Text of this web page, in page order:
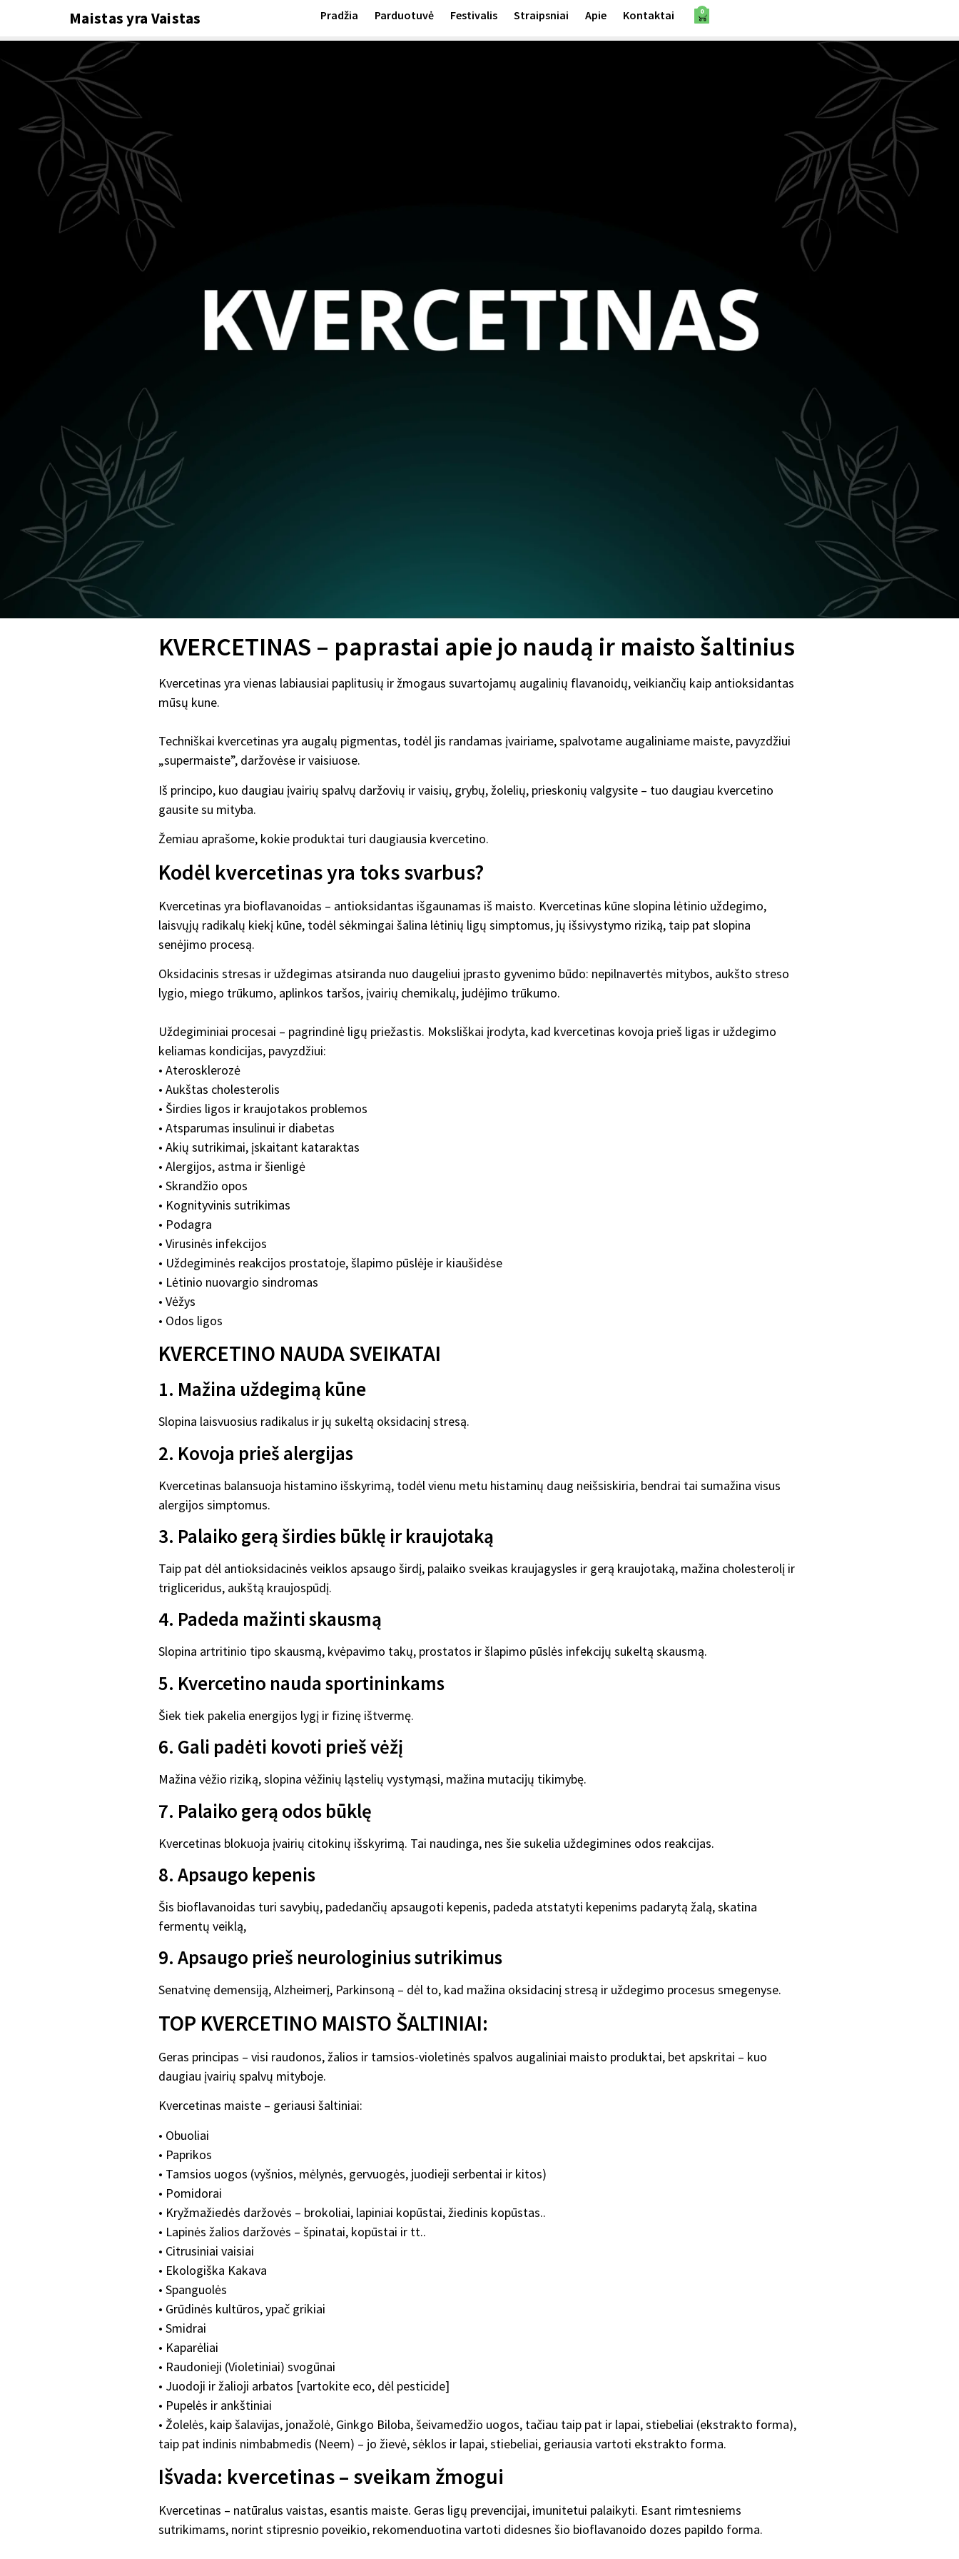
Maistas yra Vaistas Pradžia Parduotuvė Festivalis Straipsniai Apie Kontaktai 0
KVERCETINAS – paprastai apie jo naudą ir maisto šaltinius
Kvercetinas yra vienas labiausiai paplitusių ir žmogaus suvartojamų augalinių flavanoidų, veikiančių kaip antioksidantas
mūsų kune.
Techniškai kvercetinas yra augalų pigmentas, todėl jis randamas įvairiame, spalvotame augaliniame maiste, pavyzdžiui
„supermaiste”, daržovėse ir vaisiuose.
Iš principo, kuo daugiau įvairių spalvų daržovių ir vaisių, grybų, žolelių, prieskonių valgysite – tuo daugiau kvercetino
gausite su mityba.
Žemiau aprašome, kokie produktai turi daugiausia kvercetino.
Kodėl kvercetinas yra toks svarbus?
Kvercetinas yra bioflavanoidas – antioksidantas išgaunamas iš maisto. Kvercetinas kūne slopina lėtinio uždegimo,
laisvųjų radikalų kiekį kūne, todėl sėkmingai šalina lėtinių ligų simptomus, jų išsivystymo riziką, taip pat slopina
senėjimo procesą.
Oksidacinis stresas ir uždegimas atsiranda nuo daugeliui įprasto gyvenimo būdo: nepilnavertės mitybos, aukšto streso
lygio, miego trūkumo, aplinkos taršos, įvairių chemikalų, judėjimo trūkumo.
Uždegiminiai procesai – pagrindinė ligų priežastis. Moksliškai įrodyta, kad kvercetinas kovoja prieš ligas ir uždegimo
keliamas kondicijas, pavyzdžiui:
• Aterosklerozė
• Aukštas cholesterolis
• Širdies ligos ir kraujotakos problemos
• Atsparumas insulinui ir diabetas
• Akių sutrikimai, įskaitant kataraktas
• Alergijos, astma ir šienligė
• Skrandžio opos
• Kognityvinis sutrikimas
• Podagra
• Virusinės infekcijos
• Uždegiminės reakcijos prostatoje, šlapimo pūslėje ir kiaušidėse
• Lėtinio nuovargio sindromas
• Vėžys
• Odos ligos
KVERCETINO NAUDA SVEIKATAI
1. Mažina uždegimą kūne
Slopina laisvuosius radikalus ir jų sukeltą oksidacinį stresą.
2. Kovoja prieš alergijas
Kvercetinas balansuoja histamino išskyrimą, todėl vienu metu histaminų daug neišsiskiria, bendrai tai sumažina visus
alergijos simptomus.
3. Palaiko gerą širdies būklę ir kraujotaką
Taip pat dėl antioksidacinės veiklos apsaugo širdį, palaiko sveikas kraujagysles ir gerą kraujotaką, mažina cholesterolį ir
trigliceridus, aukštą kraujospūdį.
4. Padeda mažinti skausmą
Slopina artritinio tipo skausmą, kvėpavimo takų, prostatos ir šlapimo pūslės infekcijų sukeltą skausmą.
5. Kvercetino nauda sportininkams
Šiek tiek pakelia energijos lygį ir fizinę ištvermę.
6. Gali padėti kovoti prieš vėžį
Mažina vėžio riziką, slopina vėžinių ląstelių vystymąsi, mažina mutacijų tikimybę.
7. Palaiko gerą odos būklę
Kvercetinas blokuoja įvairių citokinų išskyrimą. Tai naudinga, nes šie sukelia uždegimines odos reakcijas.
8. Apsaugo kepenis
Šis bioflavanoidas turi savybių, padedančių apsaugoti kepenis, padeda atstatyti kepenims padarytą žalą, skatina
fermentų veiklą,
9. Apsaugo prieš neurologinius sutrikimus
Senatvinę demensiją, Alzheimerį, Parkinsoną – dėl to, kad mažina oksidacinį stresą ir uždegimo procesus smegenyse.
TOP KVERCETINO MAISTO ŠALTINIAI:
Geras principas – visi raudonos, žalios ir tamsios-violetinės spalvos augaliniai maisto produktai, bet apskritai – kuo
daugiau įvairių spalvų mityboje.
Kvercetinas maiste – geriausi šaltiniai:
• Obuoliai
• Paprikos
• Tamsios uogos (vyšnios, mėlynės, gervuogės, juodieji serbentai ir kitos)
• Pomidorai
• Kryžmažiedės daržovės – brokoliai, lapiniai kopūstai, žiedinis kopūstas..
• Lapinės žalios daržovės – špinatai, kopūstai ir tt..
• Citrusiniai vaisiai
• Ekologiška Kakava
• Spanguolės
• Grūdinės kultūros, ypač grikiai
• Smidrai
• Kaparėliai
• Raudonieji (Violetiniai) svogūnai
• Juodoji ir žalioji arbatos [vartokite eco, dėl pesticide]
• Pupelės ir ankštiniai
• Žolelės, kaip šalavijas, jonažolė, Ginkgo Biloba, šeivamedžio uogos, tačiau taip pat ir lapai, stiebeliai (ekstrakto forma),
taip pat indinis nimbabmedis (Neem) – jo žievė, sėklos ir lapai, stiebeliai, geriausia vartoti ekstrakto forma.
Išvada: kvercetinas – sveikam žmogui
Kvercetinas – natūralus vaistas, esantis maiste. Geras ligų prevencijai, imunitetui palaikyti. Esant rimtesniems
sutrikimams, norint stipresnio poveikio, rekomenduotina vartoti didesnes šio bioflavanoido dozes papildo forma.